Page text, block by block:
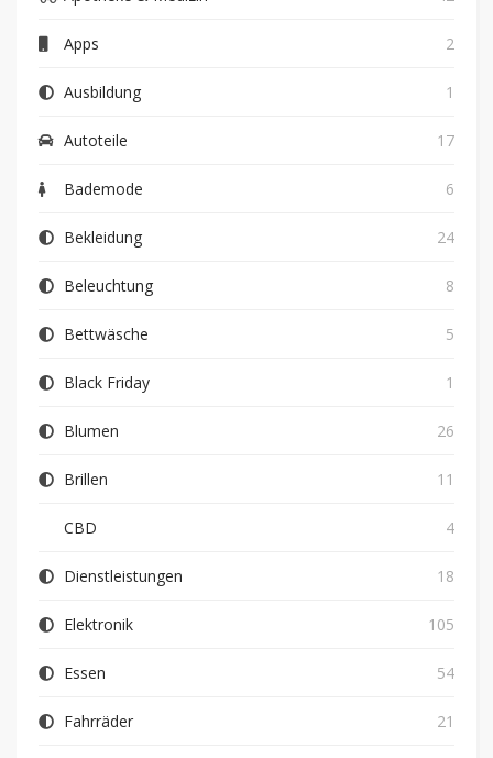
Apps 2
Ausbildung 1
Autoteile 17
Bademode 6
Bekleidung 24
Beleuchtung 8
Bettwäsche 5
Black Friday 1
Blumen 26
Brillen 11
CBD 4
Dienstleistungen 18
Elektronik 105
Essen 54
Fahrräder 21